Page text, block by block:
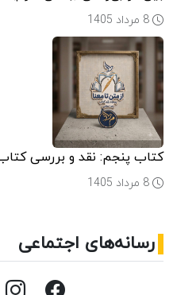
کتاب پنجم: نقد و بررسی
رسانه‌های اجتماعی